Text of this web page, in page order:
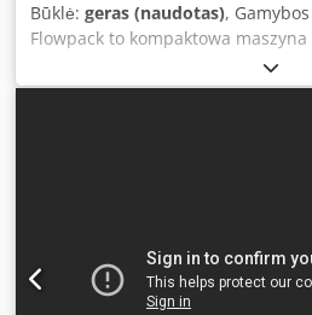
Būklė: geras (naudotas),
Flowpack to kompaktowa
do wydajnego pakowania w folię
produktów spożywczych.
konstrukcją zajmującą niewiele
świeżości produktów. Maszyna
szerokiej gamy wyrobów, takich